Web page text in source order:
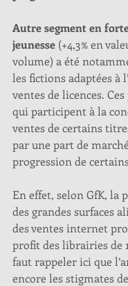
Autre segment en
jeunesse (+4,3% en
volume) a été
les fictions adaptées à
ventes de licences.
qui participent à la
ventes de certains
par une part de
progression de
En effet, selon GfK, la
des grandes surfaces
des ventes internet
profit des librairies de
faut rappeler ici que
encore les stigmates